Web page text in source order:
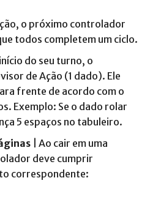
o próximo controlador
todos completem um ciclo.
início do seu turno, o
de Ação (1 dado). Ele
frente de acordo com o
Exemplo: Se o dado rolar
5 espaços no tabuleiro.
| Ao cair em uma
deve cumprir
correspondente: